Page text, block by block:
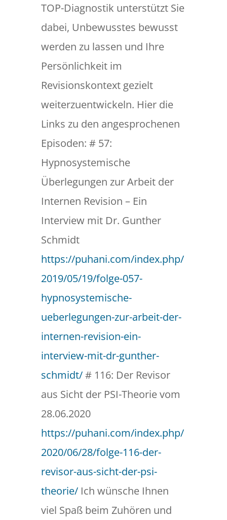
TOP-Diagnostik unterstützt Sie
dabei, Unbewusstes bewusst
werden zu lassen und Ihre
Persönlichkeit im
Revisionskontext gezielt
weiterzuentwickeln. Hier die
Links zu den angesprochenen
Episoden: # 57:
Hypnosystemische
Überlegungen zur Arbeit der
Internen Revision – Ein
Interview mit Dr. Gunther
Schmidt
https://puhani.com/index.php/
2019/05/19/folge-057-
hypnosystemische-
ueberlegungen-zur-arbeit-der-
internen-revision-ein-
interview-mit-dr-gunther-
schmidt/# 116: Der Revisor
aus Sicht der PSI-Theorie vom
28.06.2020
https://puhani.com/index.php/
2020/06/28/folge-116-der-
revisor-aus-sicht-der-psi-
theorie/Ich wünsche Ihnen
viel Spaß beim Zuhören und